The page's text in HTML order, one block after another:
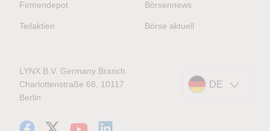
Firmendepot
Teilaktien
Börsennews
Börse aktuell
LYNX B.V. Germany Branch
Charlottenstraße 68, 10117
Berlin
DE